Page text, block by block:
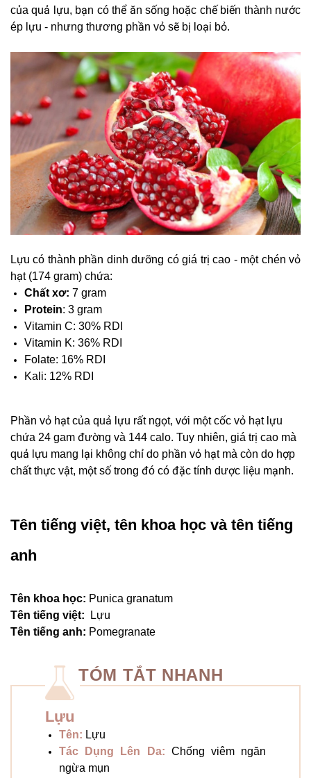
của quả lựu, bạn có thể ăn sống hoặc chế biến thành nước
ép lựu - nhưng thương phần vỏ sẽ bị loại bỏ.
Lựu có thành phần dinh dưỡng có giá trị cao - một chén vỏ
hạt (174 gram) chứa:
Chất xơ: 7 gram
Protein: 3 gram
Vitamin C: 30% RDI
Vitamin K: 36% RDI
Folate: 16% RDI
Kali: 12% RDI
Phần vỏ hạt của quả lựu rất ngọt, với một cốc vỏ hạt lựu
chứa 24 gam đường và 144 calo. Tuy nhiên, giá trị cao mà
quả lựu mang lại không chỉ do phần vỏ hạt mà còn do hợp
chất thực vật, một số trong đó có đặc tính dược liệu mạnh.
Tên tiếng việt, tên khoa học và tên tiếng
anh
Tên khoa học: Punica granatum
Tên tiếng việt: Lựu
Tên tiếng anh: Pomegranate
TÓM TẮT NHANH
Lựu
Tên: Lựu
Tác Dụng Lên Da: Chống viêm ngăn
ngừa mụn